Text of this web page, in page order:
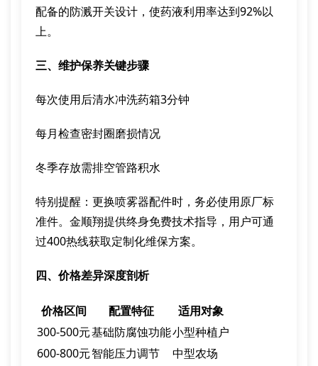
配备的防溅开关设计，使药液利用率达到92%以
上。
三、维护保养关键步骤
每次使用后清水冲洗药箱3分钟
每月检查密封圈磨损情况
冬季存放需排空管路积水
特别提醒：更换喷雾器配件时，务必使用原厂标
准件。金顺翔提供终身免费技术指导，用户可通
过400热线获取定制化维保方案。
四、价格差异深度剖析
价格区间 配置特征
适用对象
300-500元基础防腐蚀功能小型种植户
600-800元智能压力调节
中型农场